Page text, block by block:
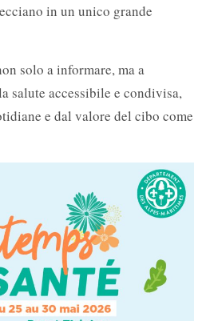
in un unico grande
solo a informare, ma a
salute accessibile e condivisa,
e dal valore del cibo come